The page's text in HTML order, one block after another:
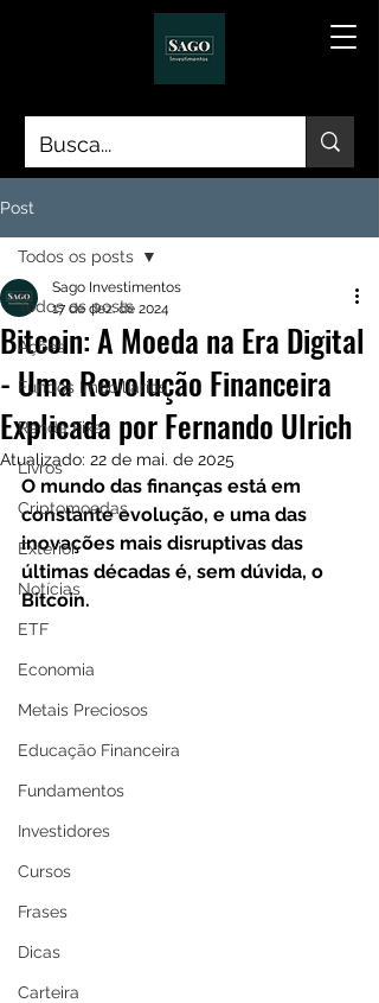
Post
Todos os posts
Ações
Fundos Imobiliários
Renda Fixa
Livros
Criptomoedas
Exterior
Notícias
ETF
Economia
Metais Preciosos
Educação Financeira
Fundamentos
Investidores
Cursos
Frases
Dicas
Carteira
Todos os posts
Bitcoin: A Moeda na Era Digital
- Uma Revolução Financeira
Explicada por Fernando Ulrich
Sago Investimentos
17 de dez. de 2024
Atualizado: 22 de mai. de 2025
O mundo das finanças está em
constante evolução, e uma das
inovações mais disruptivas das
últimas décadas é, sem dúvida, o
Bitcoin.